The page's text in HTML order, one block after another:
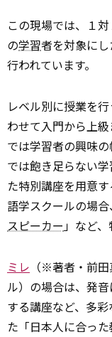
この現場では、１
の学習者を対象に
行われています。
レベル別に授業を
わせて入門から上
では学習者の興味
では飽き足らない
た特別講座を用意
語学スクールの場
スピーカー」など、
ミレ （※著者・前
ル）の場合は、発
する講座など、多
た「日本人に合っ